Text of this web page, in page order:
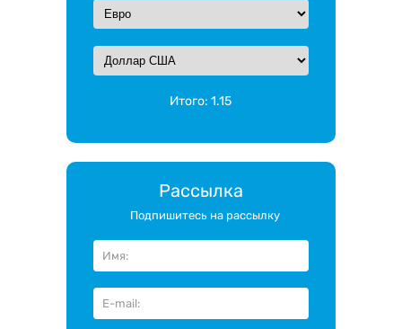
Итого:1.15
Рассылка
Подпишитесь на рассылку